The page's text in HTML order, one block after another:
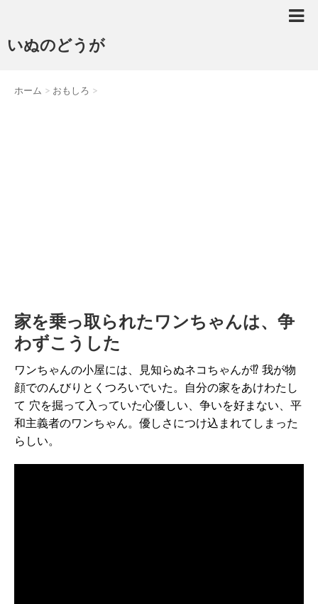
いぬのどうが
ホーム > おもしろ >
家を乗っ取られたワンちゃんは、争
わずこうした
ワンちゃんの小屋には、見知らぬネコちゃんが⁉ 我が物
顔でのんびりとくつろいでいた。自分の家をあけわたし
て 穴を掘って入っていた心優しい、争いを好まない、平
和主義者のワンちゃん。優しさにつけ込まれてしまった
らしい。